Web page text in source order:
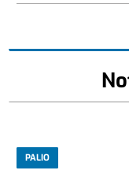
PALIO